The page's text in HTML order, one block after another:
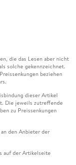
die das Lesen aber nicht
solche gekennzeichnet.
beziehen
dieser Artikel
Die jeweils zutreffende
zu Preissenkungen
den Anbieter der
auf der Artikelseite